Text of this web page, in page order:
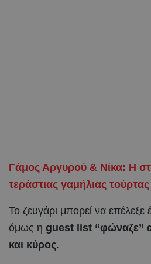
Γάμος Αργυρού & Νίκα: Η
τεράστιας γαμήλιας
Το ζευγάρι μπορεί να
όμως η guest list “φώναζε”
και κύρος.